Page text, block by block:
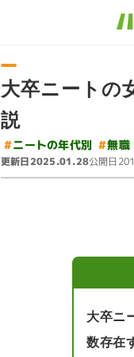
大卒ニートの
説
#ニートの年代別 #無職
更新日2025.01.28公開日
大卒ニ
数存在